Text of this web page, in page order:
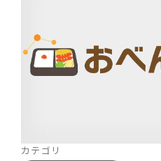
カテゴリ